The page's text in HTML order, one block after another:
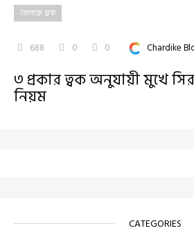
CATEGORIES
তৈলাক্ত ত্বক
688 0 0 Chardike
৩ প্রকার ত্বক অনুযায়ী মুখে
নিয়ম